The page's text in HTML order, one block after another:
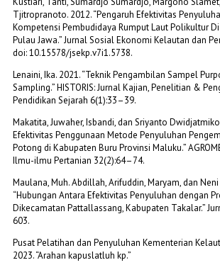
Tjitropranoto. 2012. “Pengaruh Efektivitas
Kompetensi Pembudidaya Rumput Laut Polikultur
Pulau Jawa.” Jurnal Sosial Ekonomi Kelautan dan
doi: 10.15578/jsekp.v7i1.5738.
Lenaini, Ika. 2021. “Teknik Pengambilan Sampel
Sampling.” HISTORIS: Jurnal Kajian, Penelitian &
Pendidikan Sejarah 6(1):33–39.
Makatita, Juwaher, Isbandi, dan Sriyanto
Efektivitas Penggunaan Metode Penyuluhan
Potong di Kabupaten Buru Provinsi Maluku.”
Ilmu-ilmu Pertanian 32(2):64–74.
Maulana, Muh. Abdillah, Arifuddin, Maryam, dan
“Hubungan Antara Efektivitas Penyuluhan dengan
Dikecamatan Pattallassang, Kabupaten Takalar.”
603.
Pusat Pelatihan dan Penyuluhan Kementerian
2023. “Arahan kapuslatluh kp.”